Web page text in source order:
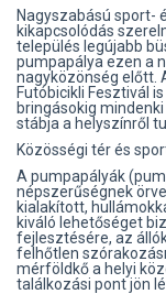
Nagyszabású sport-
kikapcsolódás
település legújabb
pumpapálya ezen a
nagyközönség előtt.
Futóbicikli Fesztivál
bringásokig
stábja a helyszínről
Közösségi tér és
A pumpapályák
népszerűségnek
kialakított,
kiváló lehetőséget
fejlesztésére, az
felhőtlen
mérföldkő a helyi
találkozási pont jön